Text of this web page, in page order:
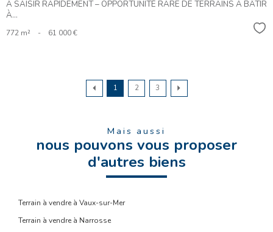
À SAISIR RAPIDEMENT – OPPORTUNITÉ RARE DE TERRAINS À BÂTIR
À...
772 m² - 61 000 €
1 2 3
Mais aussi
nous pouvons vous proposer
d'autres biens
Terrain à vendre à Vaux-sur-Mer
Terrain à vendre à Narrosse